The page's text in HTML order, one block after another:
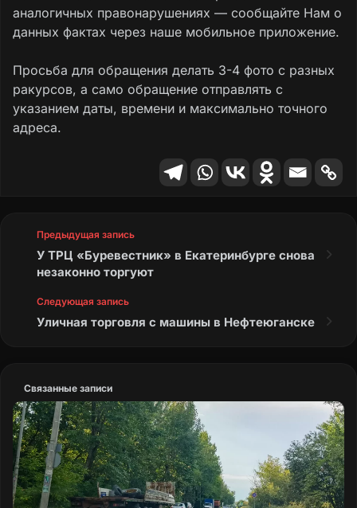
аналогичных правонарушениях — сообщайте Нам о
данных фактах через наше мобильное приложение.
Просьба для обращения делать 3-4 фото с разных
ракурсов, а само обращение отправлять с
указанием даты, времени и максимально точного
адреса.
Предыдущая запись
У ТРЦ «Буревестник» в Екатеринбурге снова
незаконно торгуют
Следующая запись
Уличная торговля с машины в Нефтеюганске
Связанные записи